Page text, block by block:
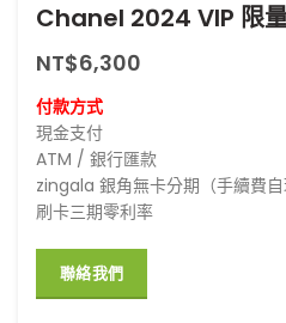
Chanel 2024 VIP 限
NT$6,300
付款方式
現金支付
ATM / 銀行匯款
zingala 銀角無卡分期（手續費自
刷卡三期零利率
聯絡我們